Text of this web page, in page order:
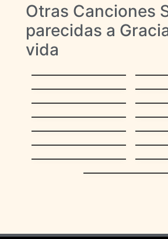
Otras Canciones
parecidas a
vida
La Bikina
Son Chispitas
Rosario
La Bikina
Venezuela
Juramento
estrella
Con Tu Recuerdo